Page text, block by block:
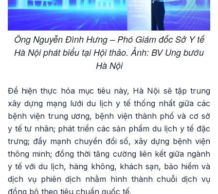
Ông Nguyễn Đình Hưng – Phó Giám đốc Sở Y tế
Hà Nội phát biểu tại Hội thảo. Ảnh: BV Ung bướu
Hà Nội
Để hiện thực hóa mục tiêu này, Hà Nội sẽ tập trung
xây dựng mạng lưới du lịch y tế thống nhất giữa các
bệnh viện trung ương, bệnh viện thành phố và cơ sở
y tế tư nhân; phát triển các sản phẩm du lịch y tế đặc
trưng; đẩy mạnh chuyển đổi số, xây dựng bệnh viện
thông minh; đồng thời tăng cường liên kết giữa ngành
y tế với du lịch, hàng không, khách sạn, bảo hiểm và
dịch vụ phiên dịch nhằm hình thành chuỗi dịch vụ
đồng bộ theo tiêu chuẩn quốc tế.